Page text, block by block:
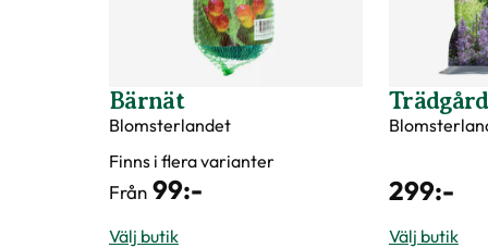
Bärnät
Blomsterlandet
Finns i flera varianter
Från 99:-
Välj butik
299:-
Välj butik